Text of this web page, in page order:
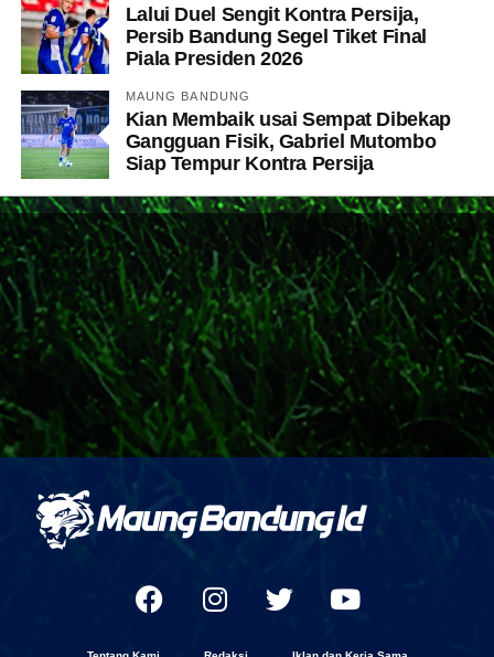
Lalui Duel Sengit Kontra Persija,
Persib Bandung Segel Tiket Final
Piala Presiden 2026
MAUNG BANDUNG
Kian Membaik usai Sempat Dibekap
Gangguan Fisik, Gabriel Mutombo
Siap Tempur Kontra Persija